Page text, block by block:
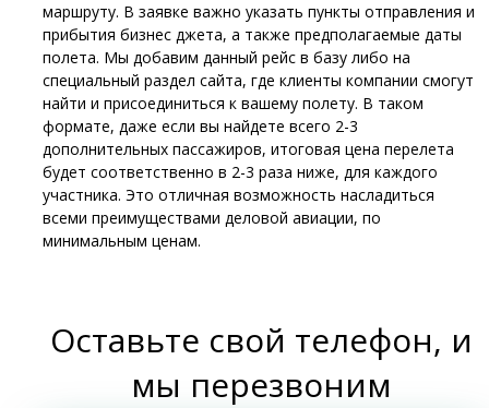
маршруту. В заявке важно указать пункты отправления и
прибытия бизнес джета, а также предполагаемые даты
полета. Мы добавим данный рейс в базу либо на
специальный раздел сайта, где клиенты компании смогут
найти и присоединиться к вашему полету. В таком
формате, даже если вы найдете всего 2-3
дополнительных пассажиров, итоговая цена перелета
будет соответственно в 2-3 раза ниже, для каждого
участника. Это отличная возможность насладиться
всеми преимуществами деловой авиации, по
минимальным ценам.
Оставьте свой телефон, и
мы перезвоним